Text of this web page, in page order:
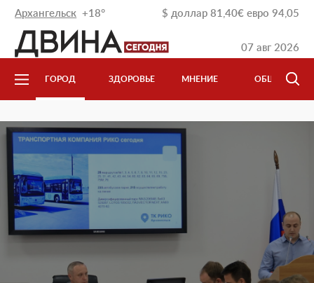
07 авг 2026
$ доллар 81,40€ евро 94,05
Архангельск +18°
ГОРОД ЗДОРОВЬЕ МНЕНИЕ ОБЩЕСТВО